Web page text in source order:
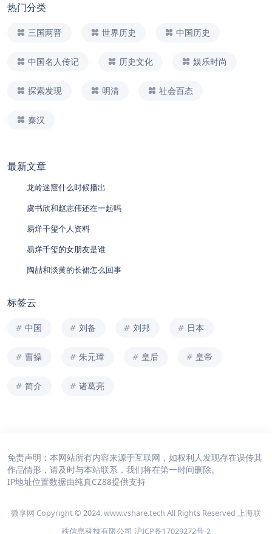
热门分类
三国两晋 世界历史 中国历史
中国名人传记 历史文化 娱乐时尚
探索发现 明清 社会百态
秦汉
最新文章
龙岭迷窟什么时候播出
虞书欣和赵志伟还在一起吗
易烊千玺个人资料
易烊千玺的女朋友是谁
陶喆和淡黄的长裙怎么回事
标签云
中国 刘备 刘邦 日本
曹操 朱元璋 皇后 皇帝
简介 诸葛亮
免责声明：本网站所有内容来源于互联网，如权利人发现存在误传其
作品情形，请及时与本站联系，我们将在第一时间删除。
IP地址位置数据由纯真CZ88提供支持
微享网 Copyright © 2024. www.vshare.tech All Rights Reserved 上海联
秩信息科技有限公司 沪ICP备17029272号-2